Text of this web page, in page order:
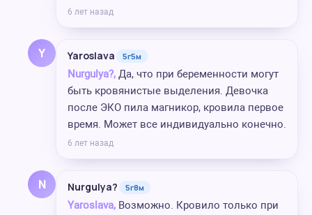
6 лет назад
Y Yaroslava 5г5м
Nurgulya?, Да, что при беременности могут
быть кровянистые выделения. Девочка
после ЭКО пила магникор, кровила первое
время. Может все индивидуально конечно.
6 лет назад
N Nurgulya? 5г8м
Yaroslava, Возможно. Кровило только при